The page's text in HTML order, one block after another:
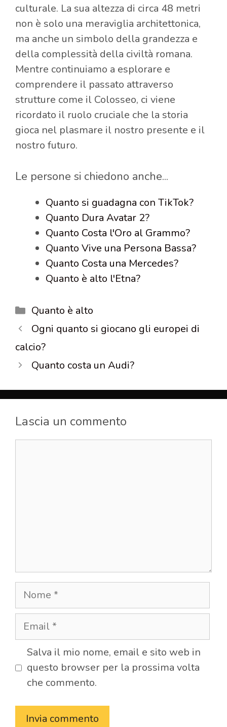
culturale. La sua altezza di circa 48 metri
non è solo una meraviglia architettonica,
ma anche un simbolo della grandezza e
della complessità della civiltà romana.
Mentre continuiamo a esplorare e
comprendere il passato attraverso
strutture come il Colosseo, ci viene
ricordato il ruolo cruciale che la storia
gioca nel plasmare il nostro presente e il
nostro futuro.
Le persone si chiedono anche...
Quanto si guadagna con TikTok?
Quanto Dura Avatar 2?
Quanto Costa l'Oro al Grammo?
Quanto Vive una Persona Bassa?
Quanto Costa una Mercedes?
Quanto è alto l'Etna?
Categorie
Quanto è alto
Ogni quanto si giocano gli europei di
calcio?
Quanto costa un Audi?
Lascia un commento
Nome
Email
Salva il mio nome, email e sito web in
questo browser per la prossima volta
che commento.